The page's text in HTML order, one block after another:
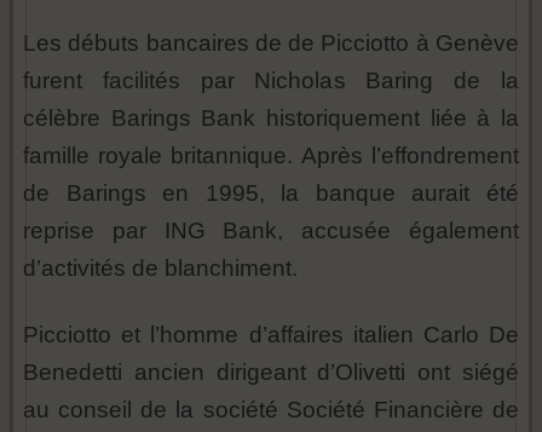
Les débuts bancaires de de Picciotto à Genève
furent facilités par Nicholas Baring de la
célèbre Barings Bank historiquement liée à la
famille royale britannique. Après l’effondrement
de Barings en 1995, la banque aurait été
reprise par ING Bank, accusée également
d’activités de blanchiment.
Picciotto et l’homme d’affaires italien Carlo De
Benedetti ancien dirigeant d’Olivetti ont siégé
au conseil de la société Société Financière de